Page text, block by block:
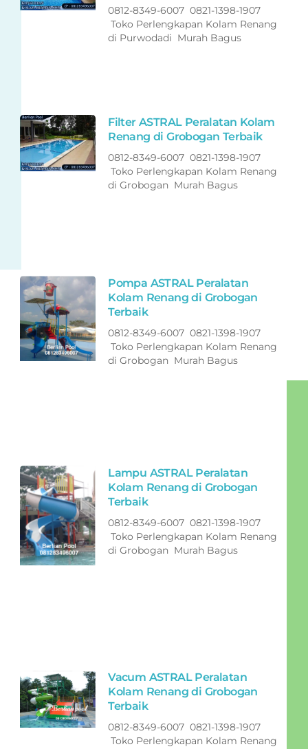
0812-8349-6007 0821-1398-1907
Toko Perlengkapan Kolam Renang
di Purwodadi Murah Bagus
Filter ASTRAL Peralatan Kolam
Renang di Grobogan Terbaik
0812-8349-6007 0821-1398-1907
Toko Perlengkapan Kolam Renang
di Grobogan Murah Bagus
Pompa ASTRAL Peralatan
Kolam Renang di Grobogan
Terbaik
0812-8349-6007 0821-1398-1907
Toko Perlengkapan Kolam Renang
di Grobogan Murah Bagus
Lampu ASTRAL Peralatan
Kolam Renang di Grobogan
Terbaik
0812-8349-6007 0821-1398-1907
Toko Perlengkapan Kolam Renang
di Grobogan Murah Bagus
Vacum ASTRAL Peralatan
Kolam Renang di Grobogan
Terbaik
0812-8349-6007 0821-1398-1907
Toko Perlengkapan Kolam Renang